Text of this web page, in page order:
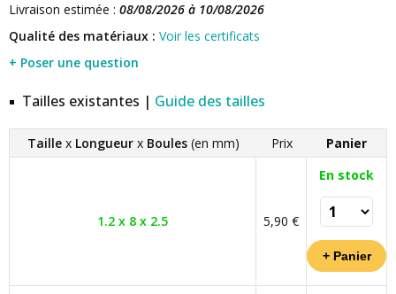
Livraison estimée : 08/08/2026 à 10/08/2026
Qualité des matériaux : Voir les certificats
+ Poser une question
Tailles existantes | Guide des tailles
Taille x Longueur x Boules (en mm) Prix Panier
1.2 x 8 x 2.5 5,90 €
En stock